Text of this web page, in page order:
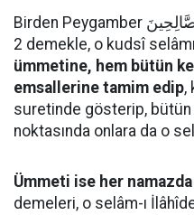
Birden Peygamber اَلسَّلاَمُ عَلَيْنَا وَعَلٰى عِبَادِ اللهِ الصَّالِحِينَ
2 demekle, o kudsî selâmı
ümmetine, hem bütün
emsallerine tamim edip,
suretinde gösterip, bütün
noktasında onlara da o
Ümmeti ise her namazda
demeleri, o selâm-ı